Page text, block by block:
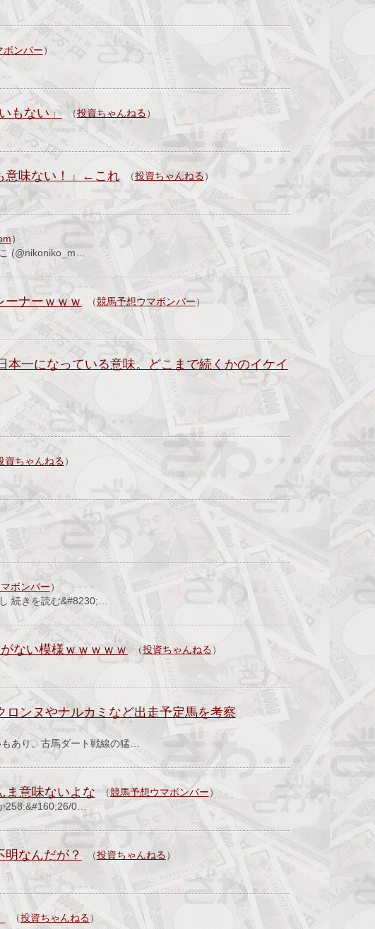
ボンバー）
もない」 （投資ちゃんねる）
意味ない！」←これ （投資ちゃんねる）
）
(@nikoniko_m…
ーナーｗｗｗ （競馬予想ウマボンバー）
一になっている意味。どこまで続くかのイケイ
資ちゃんねる）
ボンバー）
続きを読む&#8230;…
ない模様ｗｗｗｗｗ （投資ちゃんねる）
ロンヌやナルカミなど出走予定馬を考察
あり、古馬ダート戦線の猛…
ま意味ないよな （競馬予想ウマボンバー）
258:&#160;26/0…
なんだが？ （投資ちゃんねる）
（投資ちゃんねる）